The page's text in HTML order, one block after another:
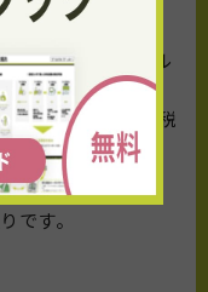
無人販売スタイル
とした手土産とし
入りで、価格は税
1パック40個入り
です。